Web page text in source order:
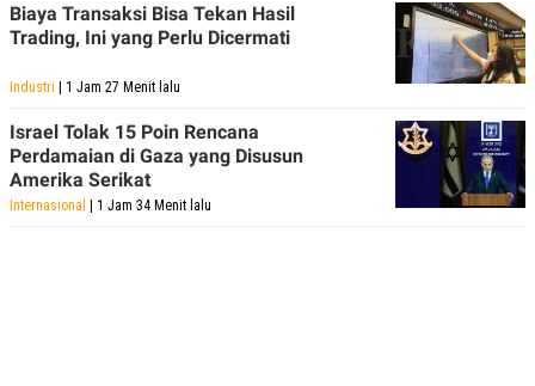
Biaya Transaksi Bisa Tekan Hasil
Trading, Ini yang Perlu Dicermati
Industri | 1 Jam 27 Menit lalu
Israel Tolak 15 Poin Rencana
Perdamaian di Gaza yang Disusun
Amerika Serikat
Internasional | 1 Jam 34 Menit lalu